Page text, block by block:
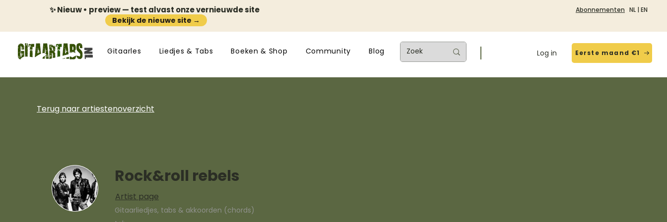
✨ Nieuw • preview — test alvast onze vernieuwde site
Bekijk de nieuwe site →
Abonnementen NL | EN
Gitaarles Liedjes & Tabs Boeken & Shop Community Blog Log in Eerste maand €1
Terug naar artiestenoverzicht
Rock&roll rebels
Artist page
Gitaarliedjes, tabs & akkoorden (chords)